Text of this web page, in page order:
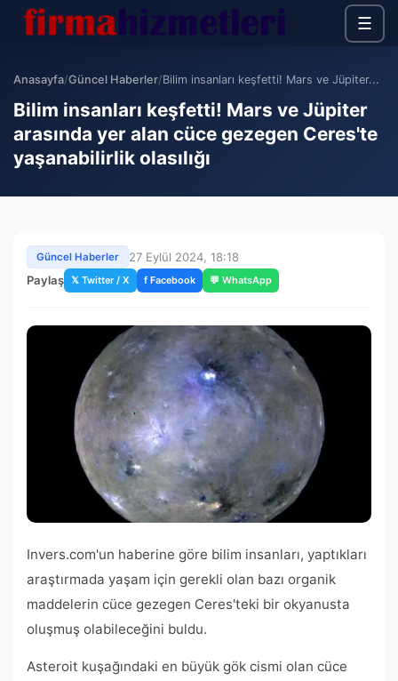
☰
Anasayfa/Güncel Haberler/Bilim insanları keşfetti! Mars ve Jüpiter...
Bilim insanları keşfetti! Mars ve Jüpiter
arasında yer alan cüce gezegen Ceres'te
yaşanabilirlik olasılığı
Güncel Haberler
27 Eylül 2024, 18:18
Paylaş 𝕏 Twitter / X f Facebook 💬 WhatsApp
Invers.com'un haberine göre bilim insanları, yaptıkları
araştırmada yaşam için gerekli olan bazı organik
maddelerin cüce gezegen Ceres'teki bir okyanusta
oluşmuş olabileceğini buldu.
Asteroit kuşağındaki en büyük gök cismi olan cüce